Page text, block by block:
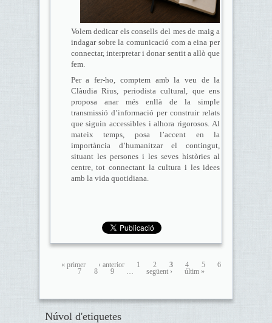
Volem dedicar els consells del mes de maig a
indagar sobre la comunicació com a eina per
connectar, interpretar i donar sentit a allò que
fem.
Per a fer-ho, comptem amb la veu de la
Clàudia Rius, periodista cultural, que ens
proposa anar més enllà de la simple
transmissió d’informació per construir relats
que siguin accessibles i alhora rigorosos. Al
mateix temps, posa l’accent en la
importància d’humanitzar el contingut,
situant les persones i les seves històries al
centre, tot connectant la cultura i les idees
amb la vida quotidiana.
« primer ‹ anterior 1 2 3 4 5
6
7
8 9 … següent › últim »
Núvol d'etiquetes